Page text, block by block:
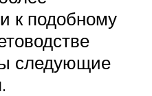
к подобному
следующие